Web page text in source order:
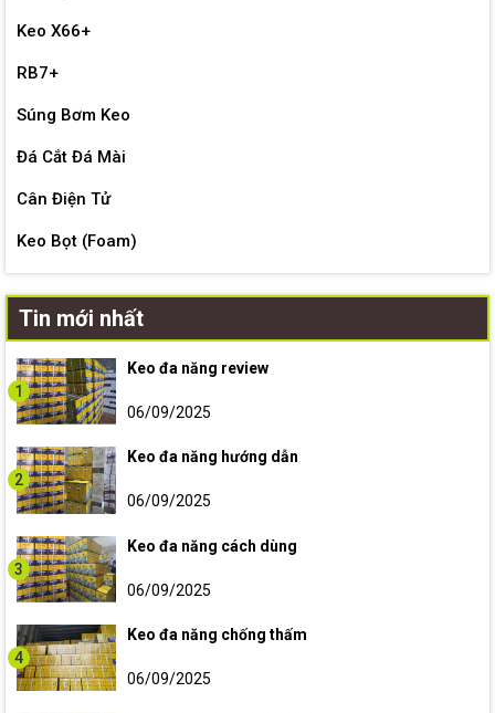
Keo X66+
RB7+
Súng Bơm Keo
Đá Cắt Đá Mài
Cân Điện Tử
Keo Bọt (Foam)
Tin mới nhất
1
Keo đa năng review
06/09/2025
2
Keo đa năng hướng dẫn
06/09/2025
3
Keo đa năng cách dùng
06/09/2025
4
Keo đa năng chống thấm
06/09/2025